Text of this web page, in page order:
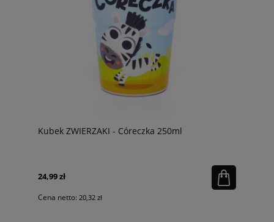
Kubek ZWIERZAKI - Córeczka 250ml
24,99 zł
Cena netto: 20,32 zł